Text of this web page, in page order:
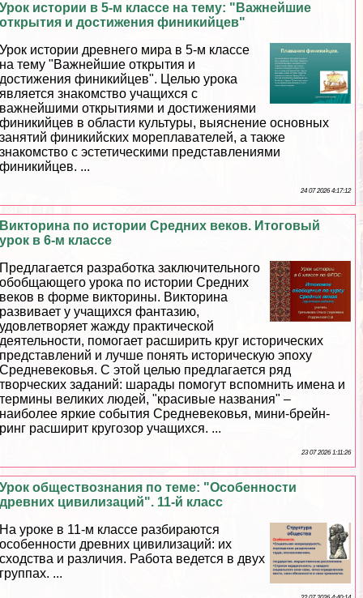
Урок истории в 5-м классе на тему: "Важнейшие
открытия и достижения финикийцев"
Урок истории древнего мира в 5-м классе
на тему "Важнейшие открытия и
достижения финикийцев". Целью урока
является знакомство учащихся с
важнейшими открытиями и достижениями
финикийцев в области культуры, выяснение основных
занятий финикийских мореплавателей, а также
знакомство с эстетическими представлениями
финикийцев. ...
24 07 2026 4:17:12
Викторина по истории Средних веков. Итоговый
урок в 6-м классе
Предлагается разработка заключительного
обобщающего урока по истории Средних
веков в форме викторины. Викторина
развивает у учащихся фантазию,
удовлетворяет жажду пpaктической
деятельности, помогает расширить круг исторических
представлений и лучше понять историческую эпоху
Средневековья. С этой целью предлагается ряд
творческих заданий: шарады помогут вспомнить имена и
термины великих людей, "красивые названия" –
наиболее яркие события Cредневековья, мини-брейн-
ринг расширит кругозор учащихся. ...
23 07 2026 1:11:26
Урок обществознания по теме: "Особенности
древних цивилизаций". 11-й класс
На уроке в 11-м классе разбираются
особенности древних цивилизаций: их
сходства и различия. Работа ведется в двух
группах. ...